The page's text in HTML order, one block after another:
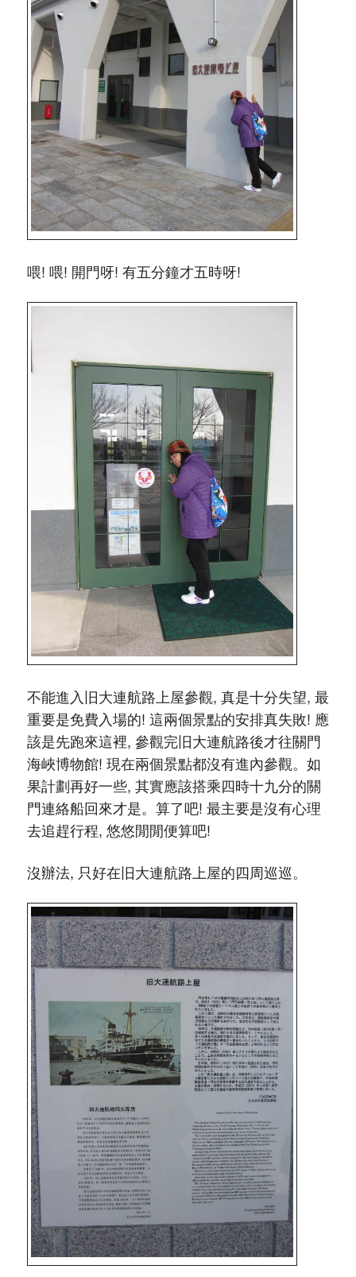
喂! 喂! 開門呀! 有五分鐘才五時呀!
不能進入旧大連航路上屋參觀, 真是十分失望, 最
重要是免費入場的! 這兩個景點的安排真失敗! 應
該是先跑來這裡, 參觀完旧大連航路後才往關門
海峽博物館! 現在兩個景點都沒有進內參觀。如
果計劃再好一些, 其實應該搭乘四時十九分的關
門連絡船回來才是。算了吧! 最主要是沒有心理
去追趕行程, 悠悠閒閒便算吧!
沒辦法, 只好在旧大連航路上屋的四周巡巡。